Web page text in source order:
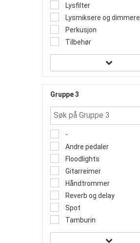
Lysfilter
Lysmiksere og dimmere
Perkusjon
Tilbehør
Gruppe 3
-
Andre pedaler
Floodlights
Gitarreimer
Håndtrommer
Reverb og delay
Spot
Tamburin